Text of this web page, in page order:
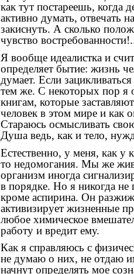
как тут постареешь, когда
активно думать, отвечать
закиснуть. А сколько
чувство
Я вообще идеалистка и
определяет бытие: жизнь
думает. Если
тем же. С некоторых пор я
книгам, которые
человек в этом мире и как
Стараюсь осмысливать
Душа ведь, как и тело,
Естественно, у меня, как у
то недомогания. Мы же
организм иногда
в порядке. Но я никогда не
кроме аспирина. Он
активизирует жизненные
любое химическое
работу и вредит ему.
Как я справляюсь с
не думаю о них, не отдаю
начнут определять мое